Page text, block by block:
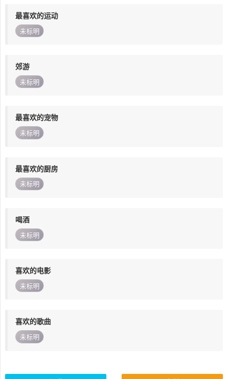
最喜欢的运动
未标明
郊游
未标明
最喜欢的宠物
未标明
最喜欢的厨房
未标明
喝酒
未标明
喜欢的电影
未标明
喜欢的歌曲
未标明